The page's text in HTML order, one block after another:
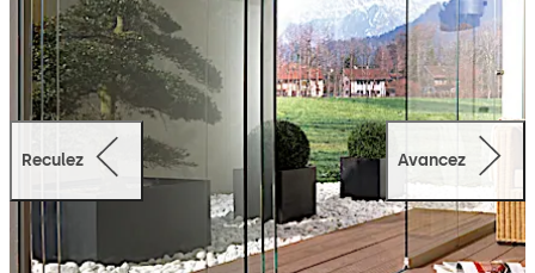
Reculez Avancez